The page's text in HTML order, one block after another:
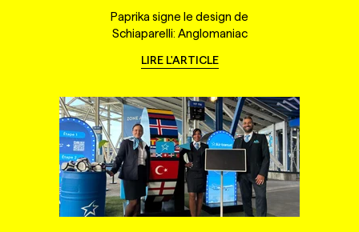
Paprika signe le design de
Schiaparelli: Anglomaniac
LIRE L'ARTICLE